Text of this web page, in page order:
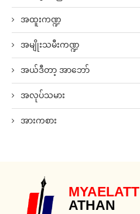
အထူးကဏ္ဍ
အမျိုးသမီးကဏ္ဍ
အယ်ဒီတာ့ အာဘော်
အလုပ်သမား
အားကစား
MYAELATT
ATHAN